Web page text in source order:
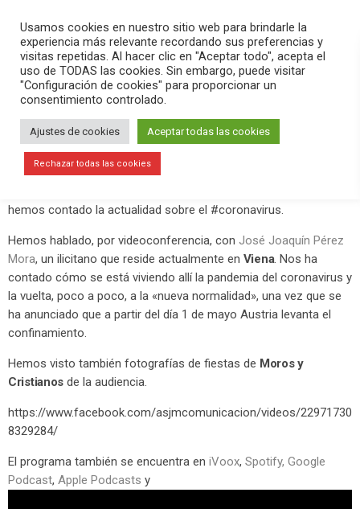
search menu pause PLAY
abril 28, 2020
José Joaquín Pérez Mora nos cuenta
desde Viena cómo se vive la
pandemia del coronavirus
hemos contado la actualidad sobre el #coronavirus.
Hemos hablado, por videoconferencia, con José Joaquín Pérez
Mora, un ilicitano que reside actualmente en Viena. Nos ha
contado cómo se está viviendo allí la pandemia del coronavirus y
la vuelta, poco a poco, a la «nueva normalidad», una vez que se
ha anunciado que a partir del día 1 de mayo Austria levanta el
confinamiento.
Hemos visto también fotografías de fiestas de Moros y
Cristianos de la audiencia.
https://www.facebook.com/asjmcomunicacion/videos/22971730
8329284/
El programa también se encuentra en iVoox, Spotify, Google
Podcast, Apple Podcasts y
Usamos cookies en nuestro sitio web para brindarle la
experiencia más relevante recordando sus preferencias y
visitas repetidas. Al hacer clic en "Aceptar todo", acepta el
uso de TODAS las cookies. Sin embargo, puede visitar
"Configuración de cookies" para proporcionar un
consentimiento controlado.
Ajustes de cookies Aceptar todas las cookies
Rechazar todas las cookies